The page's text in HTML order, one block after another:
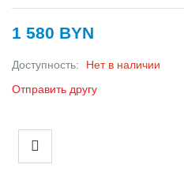
1 580 BYN
Доступность:
Нет в наличии
Отправить другу